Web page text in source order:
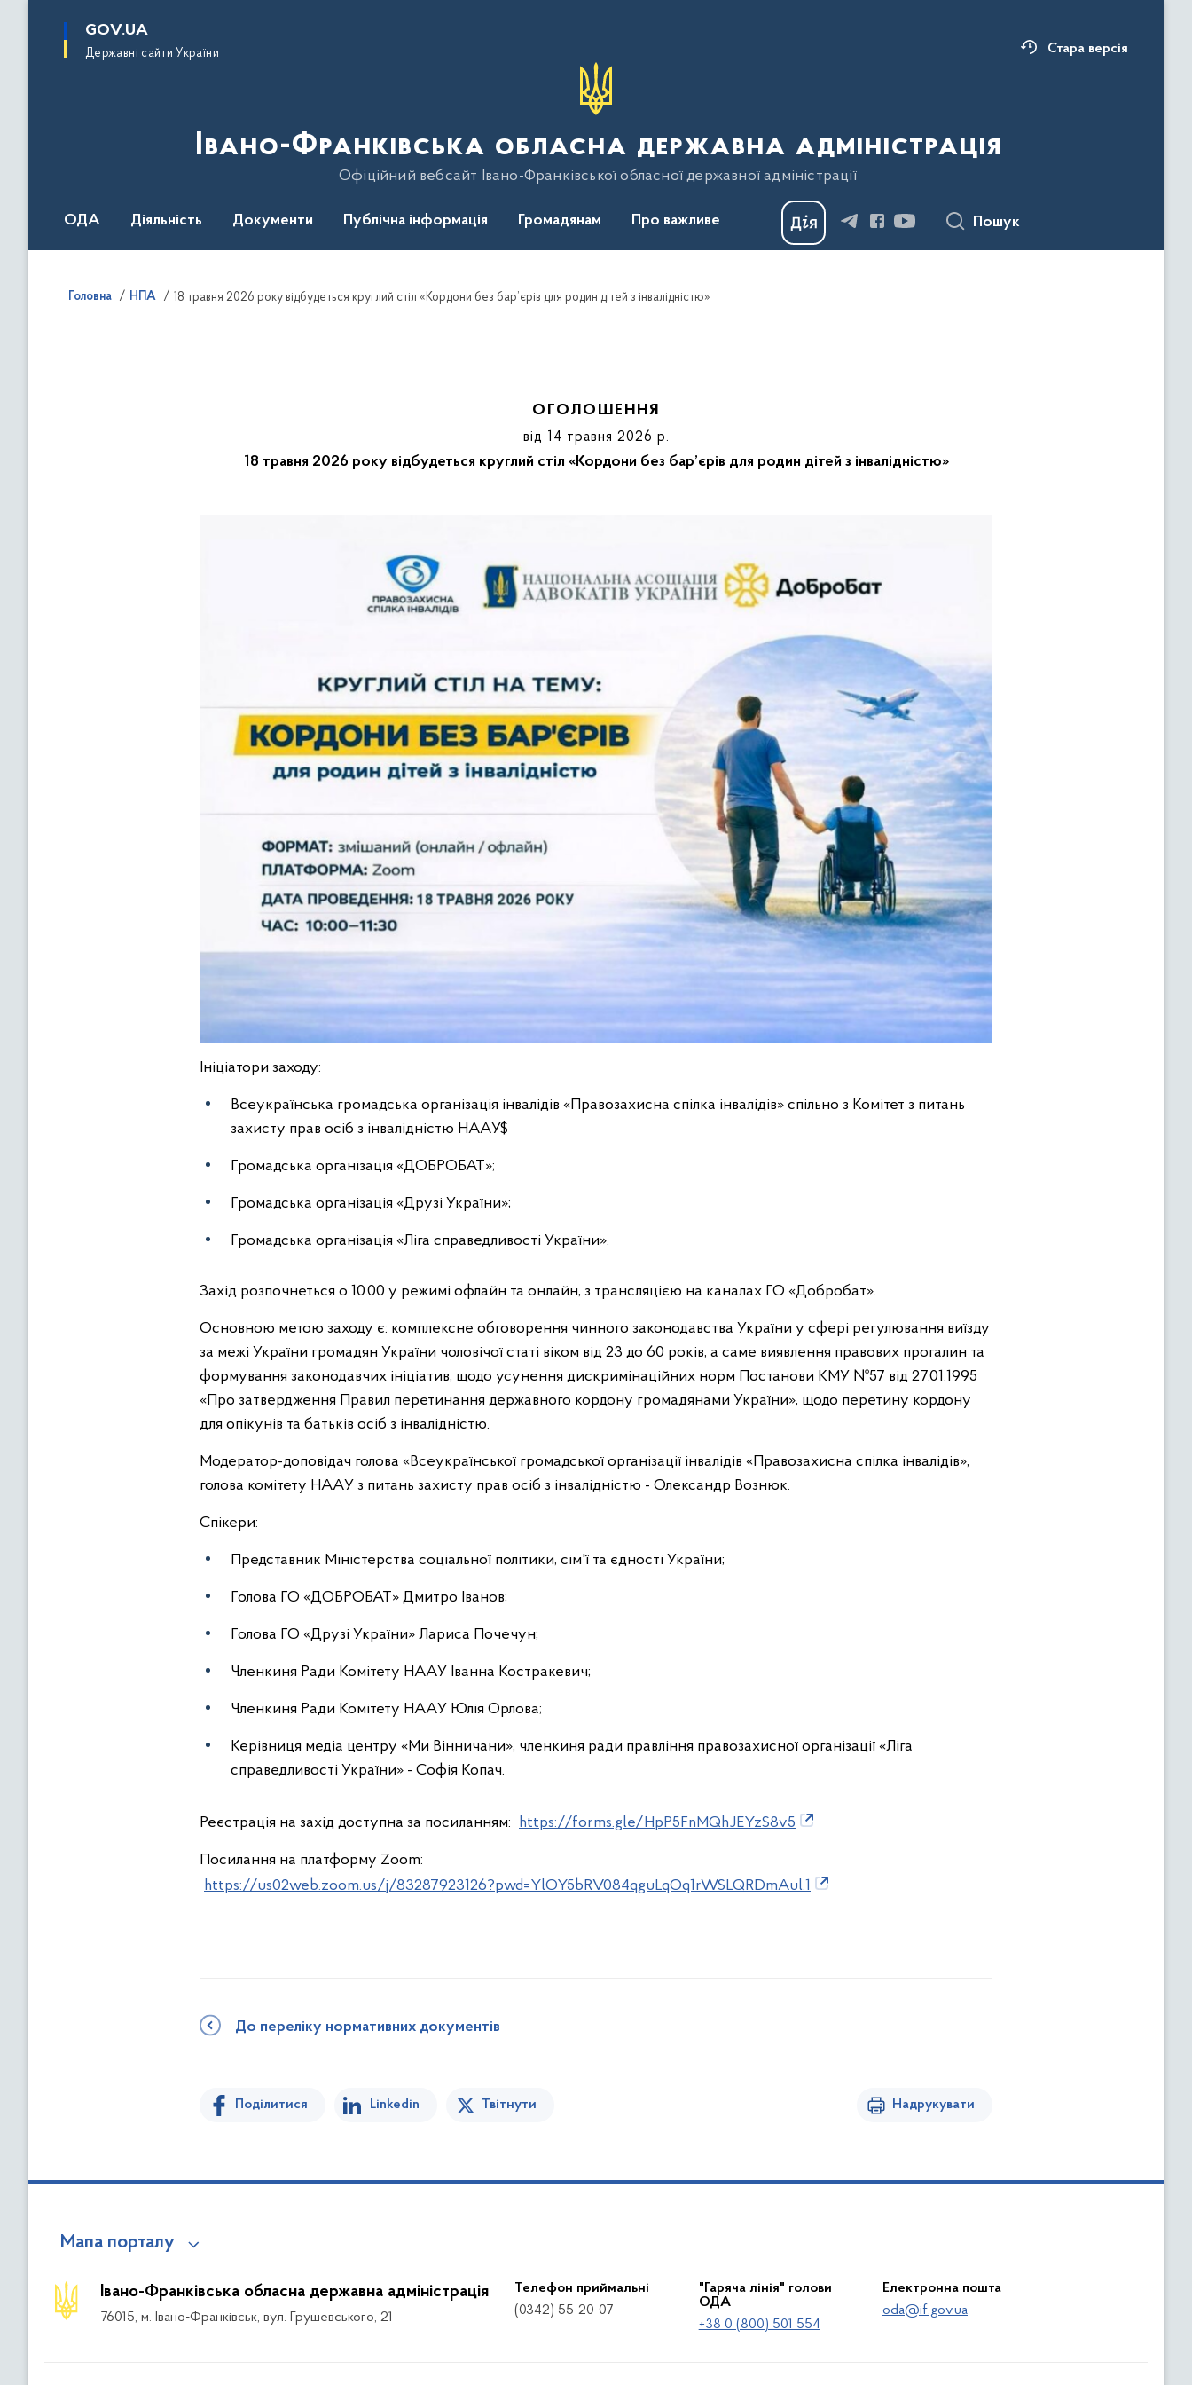
основного
GOV.UA
Державні сайти України Стара версія
Івано-Франківська обласна державна адміністрація
Офіційний вебсайт Івано-Франківської обласної державної адміністрації
ОДА Діяльність Документи Публічна інформація Громадянам Про важливе Пошук
Головна НПА 18 травня 2026 року відбудеться круглий стіл «Кордони без бар’єрів для родин дітей з інвалідністю»
ОГОЛОШЕННЯ
від 14 травня 2026 р.
18 травня 2026 року відбудеться круглий стіл «Кордони без бар’єрів для родин дітей з інвалідністю»
Ініціатори заходу:
Всеукраїнська громадська організація інвалідів «Правозахисна спілка інвалідів» спільно з Комітет з питань
захисту прав осіб з інвалідністю НААУ$
Громадська організація «ДОБРОБАТ»;
Громадська організація «Друзі України»;
Громадська організація «Ліга справедливості України».
Захід розпочнеться о 10.00 у режимі офлайн та онлайн, з трансляцією на каналах ГО «Добробат».
Основною метою заходу є: комплексне обговорення чинного законодавства України у сфері регулювання виїзду
за межі України громадян України чоловічої статі віком від 23 до 60 років, а саме виявлення правових прогалин та
формування законодавчих ініціатив, щодо усунення дискримінаційних норм Постанови КМУ №57 від 27.01.1995
«Про затвердження Правил перетинання державного кордону громадянами України», щодо перетину кордону
для опікунів та батьків осіб з інвалідністю.
Модератор-доповідач голова «Всеукраїнської громадської організації інвалідів «Правозахисна спілка інвалідів»,
голова комітету НААУ з питань захисту прав осіб з інвалідністю - Олександр Вознюк.
Спікери:
Представник Міністерства соціальної політики, сім'ї та єдності України;
Голова ГО «ДОБРОБАТ» Дмитро Іванов;
Голова ГО «Друзі України» Лариса Почечун;
Членкиня Ради Комітету НААУ Іванна Костракевич;
Членкиня Ради Комітету НААУ Юлія Орлова;
Керівниця медіа центру «Ми Вінничани», членкиня ради правління правозахисної організації «Ліга
справедливості України» - Софія Копач.
Реєстрація на захід доступна за посиланням: https://forms.gle/HpP5FnMQhJEYzS8v5
Посилання на платформу Zoom:
https://us02web.zoom.us/j/83287923126?pwd=YlOY5bRV084qguLqOq1rWSLQRDmAul.1
До переліку нормативних документів
Поділитися Linkedin Твітнути Надрукувати
Мапа порталу
Івано-Франківська обласна державна адміністрація
76015, м. Івано-Франківськ, вул. Грушевського, 21
Телефон приймальні
(0342) 55-20-07
"Гаряча лінія" голови
ОДА
+38 0 (800) 501 554
Електронна пошта
oda@if.gov.ua